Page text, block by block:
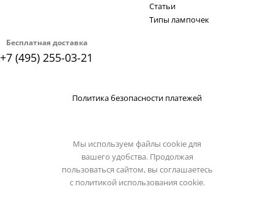
Бесплатная доставка
+7 (495) 255-03-21
Статьи
Типы лампочек
Политика безопасности платежей
Мы используем файлы cookie для
вашего удобства. Продолжая
пользоваться сайтом, вы соглашаетесь
с политикой использования cookie.